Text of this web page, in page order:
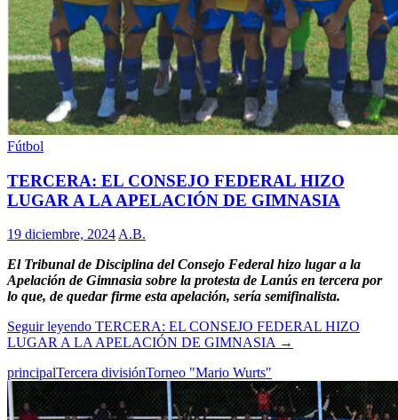
Fútbol
TERCERA: EL CONSEJO FEDERAL HIZO
LUGAR A LA APELACIÓN DE GIMNASIA
19 diciembre, 2024 A.B.
El Tribunal de Disciplina del Consejo Federal hizo lugar a la
Apelación de Gimnasia sobre la protesta de Lanús en tercera por
lo que, de quedar firme esta apelación, sería semifinalista.
Seguir leyendo TERCERA: EL CONSEJO FEDERAL HIZO
LUGAR A LA APELACIÓN DE GIMNASIA →
principalTercera divisiónTorneo "Mario Wurts"